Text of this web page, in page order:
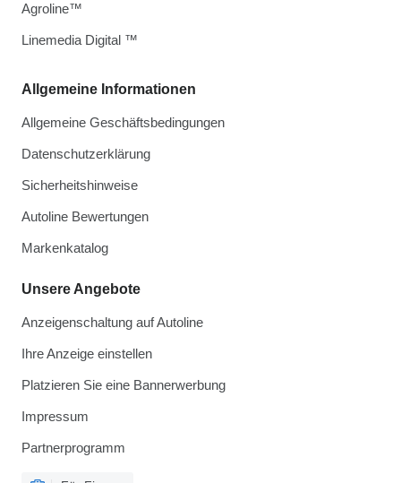
Allgemeine Informationen
Allgemeine Geschäftsbedingungen
Datenschutzerklärung
Sicherheitshinweise
Autoline Bewertungen
Markenkatalog
Unsere Angebote
Anzeigenschaltung auf Autoline
Ihre Anzeige einstellen
Platzieren Sie eine Bannerwerbung
Impressum
Partnerprogramm
Agroline™
Linemedia Digital ™